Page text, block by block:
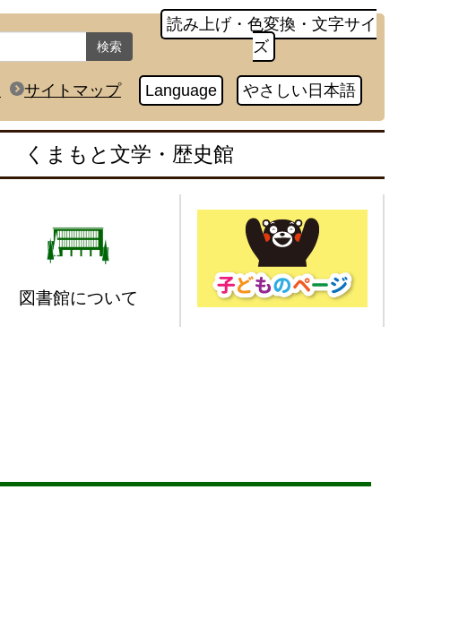
検索
読み上げ・色変換・文字サイ
ズ
サイトマップ Language やさしい日本語
くまもと文学・歴史館
図書館について